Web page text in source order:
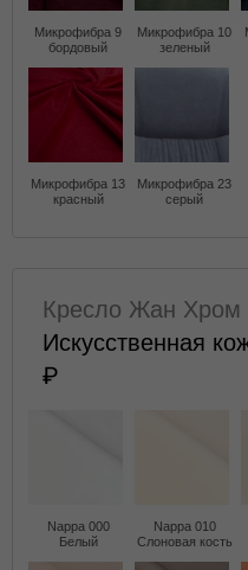
Микрофибра 9
бордовый
Микрофибра 10
зеленый
Микрофибра 13
красный
Микрофибра 23
серый
Кресло Жан Хром
Искусственная
Nappa 000
Белый
Nappa 010
Слоновая кость